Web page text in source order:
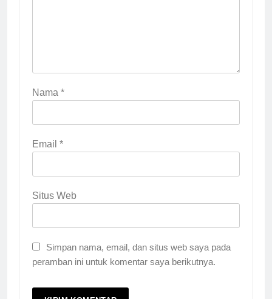
Nama *
Email *
Situs Web
Simpan nama, email, dan situs web saya pada
peramban ini untuk komentar saya berikutnya.